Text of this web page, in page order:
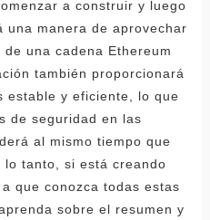
a construir y luego
una manera de aprovechar
una cadena Ethereum
también proporcionará
estable y eficiente, lo que
de seguridad en las
al mismo tiempo que
lo tanto, si está creando
que conozca todas estas
sobre el resumen y